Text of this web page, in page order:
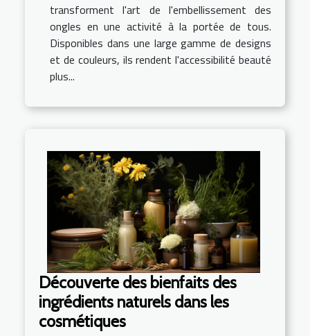
transforment l'art de l'embellissement des
ongles en une activité à la portée de tous.
Disponibles dans une large gamme de designs
et de couleurs, ils rendent l'accessibilité beauté
plus...
Découverte des bienfaits des
ingrédients naturels dans les
cosmétiques